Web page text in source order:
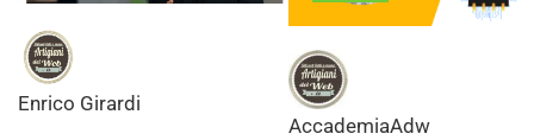
Enrico Girardi
AccademiaAdw